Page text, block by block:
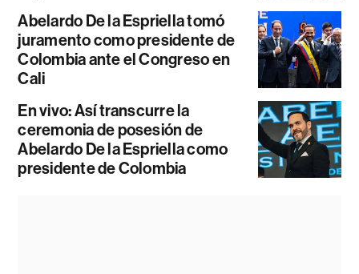
Abelardo De la Espriella tomó
juramento como presidente de
Colombia ante el Congreso en
Cali
En vivo: Así transcurre la
ceremonia de posesión de
Abelardo De la Espriella como
presidente de Colombia